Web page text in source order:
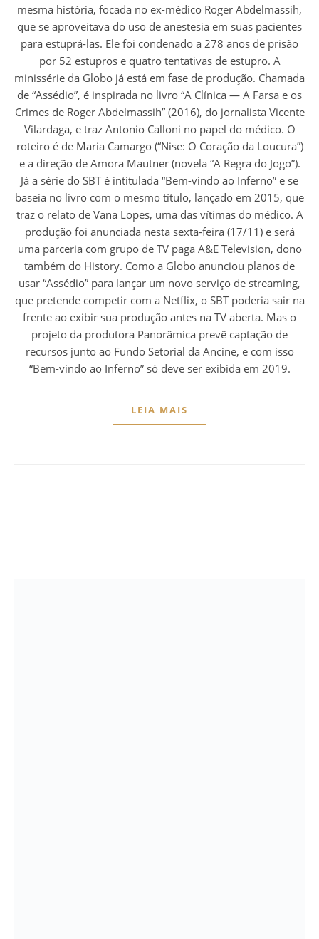
mesma história, focada no ex-médico Roger Abdelmassih,
que se aproveitava do uso de anestesia em suas pacientes
para estuprá-las. Ele foi condenado a 278 anos de prisão
por 52 estupros e quatro tentativas de estupro. A
minissérie da Globo já está em fase de produção. Chamada
de “Assédio”, é inspirada no livro “A Clínica — A Farsa e os
Crimes de Roger Abdelmassih” (2016), do jornalista Vicente
Vilardaga, e traz Antonio Calloni no papel do médico. O
roteiro é de Maria Camargo (“Nise: O Coração da Loucura”)
e a direção de Amora Mautner (novela “A Regra do Jogo”).
Já a série do SBT é intitulada “Bem-vindo ao Inferno” e se
baseia no livro com o mesmo título, lançado em 2015, que
traz o relato de Vana Lopes, uma das vítimas do médico. A
produção foi anunciada nesta sexta-feira (17/11) e será
uma parceria com grupo de TV paga A&E Television, dono
também do History. Como a Globo anunciou planos de
usar “Assédio” para lançar um novo serviço de streaming,
que pretende competir com a Netflix, o SBT poderia sair na
frente ao exibir sua produção antes na TV aberta. Mas o
projeto da produtora Panorâmica prevê captação de
recursos junto ao Fundo Setorial da Ancine, e com isso
“Bem-vindo ao Inferno” só deve ser exibida em 2019.
LEIA MAIS